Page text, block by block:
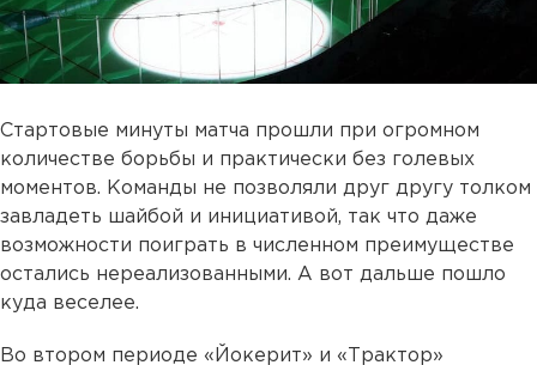
Стартовые минуты матча прошли при огромном
количестве борьбы и практически без голевых
моментов. Команды не позволяли друг другу толком
завладеть шайбой и инициативой, так что даже
возможности поиграть в численном преимуществе
остались нереализованными. А вот дальше пошло
куда веселее.
Во втором периоде «Йокерит» и «Трактор»